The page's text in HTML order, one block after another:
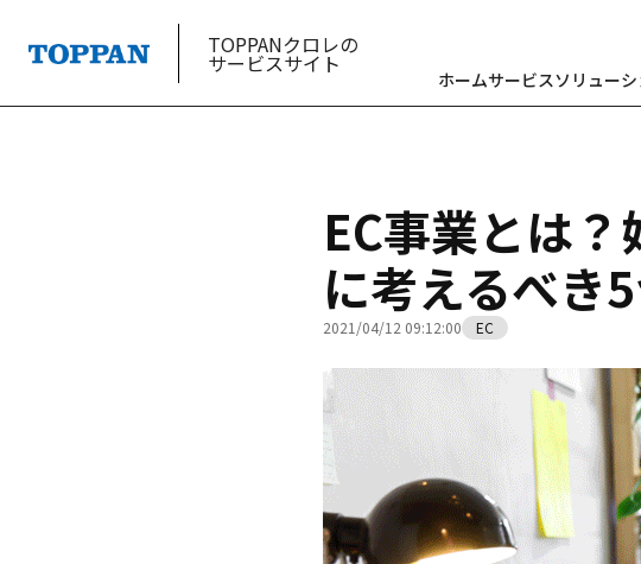
TOPPANクロレの
サービスサイト
ホームサービスソリュー
EC事業とは
に考えるべき
2021/04/12 09:12:00 EC